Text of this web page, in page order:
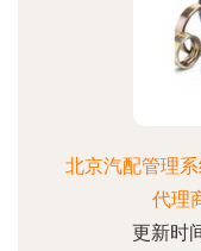
北京汽配管理
代理
更新时